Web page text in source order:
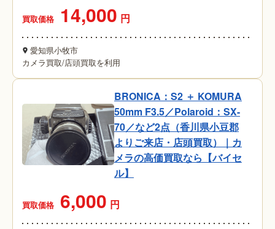
買取価格 14,000 円
愛知県小牧市
カメラ買取/店頭買取を利用
BRONICA：S2 ＋ KOMURA
50mm F3.5／Polaroid：SX-
70／など2点（香川県小豆郡
よりご来店・店頭買取）｜カ
メラの高価買取なら【バイセ
ル】
買取価格 6,000 円